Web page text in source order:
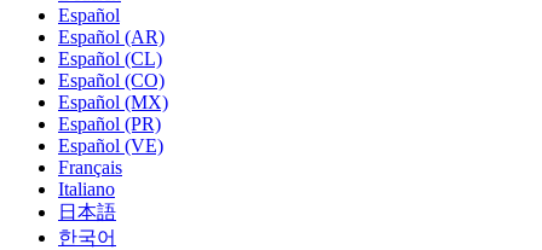
Español
Español (AR)
Español (CL)
Español (CO)
Español (MX)
Español (PR)
Español (VE)
Français
Italiano
日本語
한국어